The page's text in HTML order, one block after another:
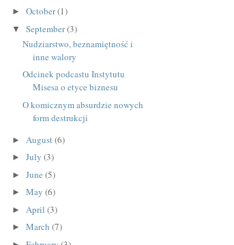
► October(1)
▼ September(3)
Nudziarstwo, beznamiętność i
inne walory
Odcinek podcastu Instytutu
Misesa o etyce biznesu
O komicznym absurdzie nowych
form destrukcji
► August(6)
► July (3)
► June (5)
► May (6)
► April (3)
► March (7)